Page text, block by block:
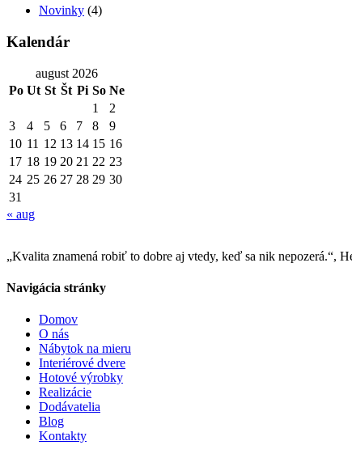
Novinky (4)
Kalendár
august 2026
Po Ut St Št Pi So Ne
1
2
3
4 5 6 7 8
9
10 11 12 13 14 15 16
17 18 19 20 21 22 23
24 25 26 27 28 29 30
31
« aug
„Kvalita znamená robiť to dobre aj vtedy, keď sa nik nepozerá.“,
Navigácia stránky
Domov
O nás
Nábytok na mieru
Interiérové dvere
Hotové výrobky
Realizácie
Dodávatelia
Blog
Kontakty